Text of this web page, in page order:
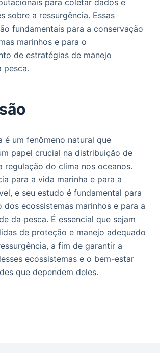
para coletar dados e
sobre a ressurgência. Essas
fundamentais para a conservação
marinhos e para o
de estratégias de manejo
pesca.
é um fenômeno natural que
papel crucial na distribuição de
regulação do clima nos oceanos.
para a vida marinha e para a
e seu estudo é fundamental para
dos ecossistemas marinhos e para a
da pesca. É essencial que sejam
de proteção e manejo adequado
a fim de garantir a
ecossistemas e o bem-estar
que dependem deles.